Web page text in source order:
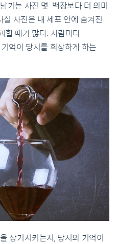
기는 사진 몇 백장보다 더 의미
사진은 내 세포 안에 숨겨진
할 때가 많다. 사람마다
억이 당시를 회상하게 하는
상기시키는지, 당시의 기억이